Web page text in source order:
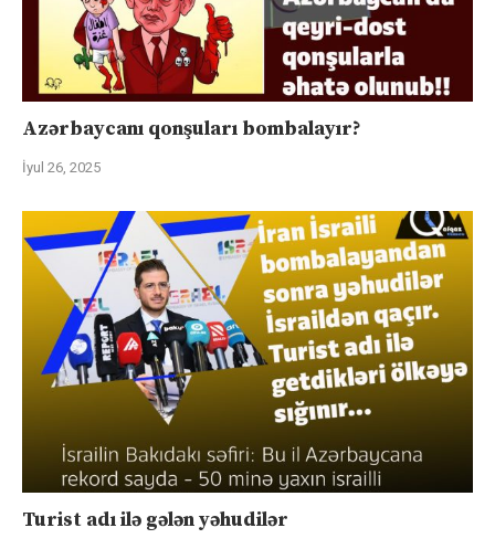
Azərbaycanı qonşuları bombalayır?
İyul 26, 2025
Turist adı ilə gələn yəhudilər